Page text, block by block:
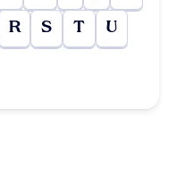
R S T U